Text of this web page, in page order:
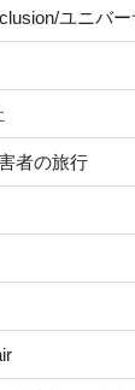
ユニバ
者の旅行